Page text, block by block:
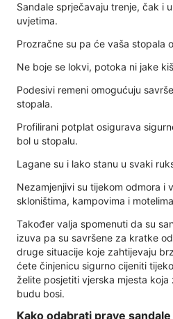
Sandale sprječavaju trenje, čak i
uvjetima.
Prozračne su pa će vaša stopala
Ne boje se lokvi, potoka ni jake
Podesivi remeni omogućuju
stopala.
Profilirani potplat osigurava
bol u stopalu.
Lagane su i lako stanu u svaki
Nezamjenjivi su tijekom odmora i
skloništima, kampovima i
Također valja spomenuti da su
izuva pa su savršene za kratke
druge situacije koje zahtijevaju
ćete činjenicu sigurno cijeniti
želite posjetiti vjerska mjesta
budu bosi.
Kako odabrati prave